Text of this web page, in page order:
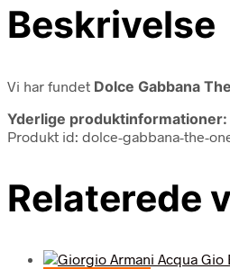
Beskrivelse
Vi har fundet Dolce Gabbana
Yderlige produktinformationer:
Produkt id: dolce-gabbana-the-
Relaterede